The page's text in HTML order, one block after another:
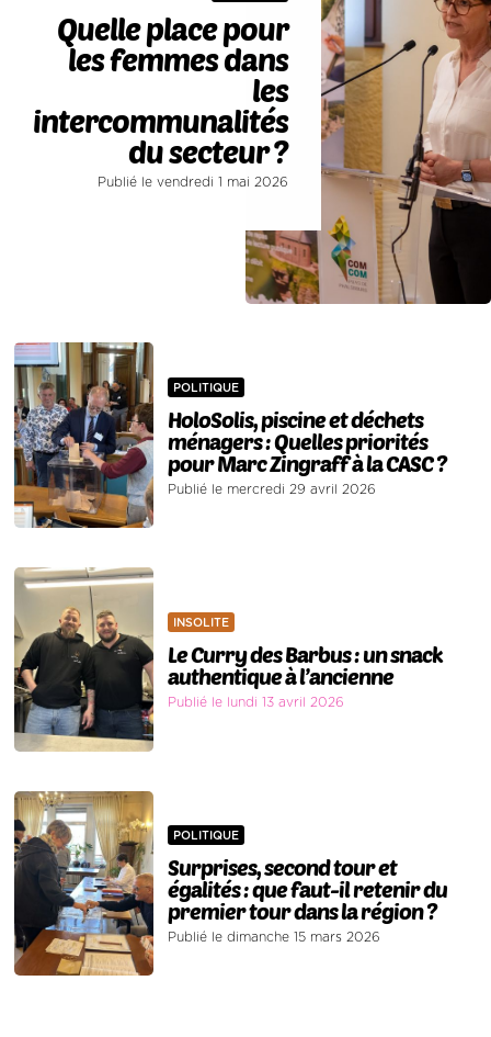
Quelle place pour
les femmes dans
les
intercommunalités
du secteur ?
Publié le vendredi 1 mai 2026
POLITIQUE
HoloSolis, piscine et déchets
ménagers : Quelles priorités
pour Marc Zingraff à la CASC ?
Publié le mercredi 29 avril 2026
INSOLITE
Le Curry des Barbus : un snack
authentique à l’ancienne
Publié le lundi 13 avril 2026
POLITIQUE
Surprises, second tour et
égalités : que faut-il retenir du
premier tour dans la région ?
Publié le dimanche 15 mars 2026